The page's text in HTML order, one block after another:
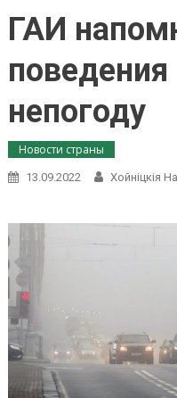
ГАИ
поведения
непогоду
Новости страны
13.09.2022 Хойнiцкiя